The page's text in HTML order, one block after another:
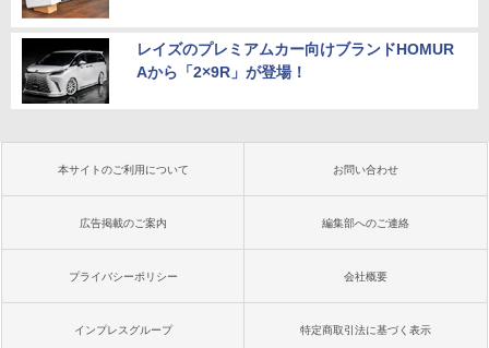
レイズのプレミアムカー向けブランドHOMUR
Aから「2×9R」が登場！
本サイトのご利用について お問い合わせ
広告掲載のご案内 編集部へのご連絡
プライバシーポリシー 会社概要
インプレスグループ 特定商取引法に基づく表示